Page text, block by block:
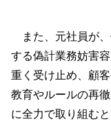
また、元社員が、
する偽計業務妨害
重く受け止め、顧
教育やルールの再
に全力で取り組むと